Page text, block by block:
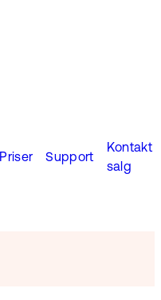
Priser Support
Kontakt
salg